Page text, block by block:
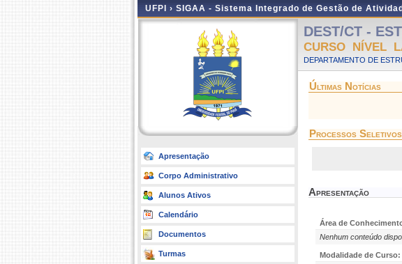
UFPI › SIGAA - Sistema Integrado de Gestão de
Apresentação
Corpo Administrativo
Alunos Ativos
Calendário
Documentos
Turmas
DEST/CT -
CURSO NÍVEL
DEPARTAMENTO DE
Últimas Notícias
Processos
Apresentação
Área de
Nenhum conteúdo
Modalidade de Curso: